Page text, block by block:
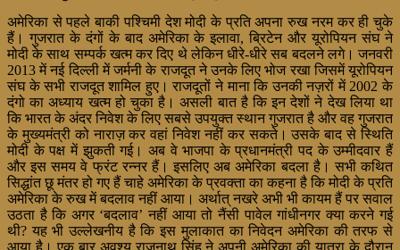
अमेरिका से पहले बाकी पश्चिमी देश मोदी के प्रति अपना रुख नरम कर ही चुके
हैं। गुजरात के दंगों के बाद अमेरिका के इलावा, ब्रिटेन और यूरोपियन संघ ने
मोदी के साथ सम्पर्क खत्म कर दिए थे लेकिन धीरे-धीरे सब बदलने लगे। जनवरी
2013 में नई दिल्ली में जर्मनी के राजदूत ने उनके लिए भोज रखा जिसमें यूरोपियन
संघ के सभी राजदूत शामिल हुए। राजदूतों ने माना कि उनकी नज़रों में 2002 के
दंगो का अध्याय खत्म हो चुका है। असली बात है कि इन देशों ने देख लिया था
कि भारत के अंदर निवेश के लिए सबसे उपयुक्त स्थान गुजरात है और वह गुजरात
के मुख्यमंत्री को नाराज़ कर वहां निवेश नहीं कर सकते। उसके बाद से स्थिति
मोदी के पक्ष में झुकती गई। अब वे भाजपा के प्रधानमंत्री पद के उम्मीदवार हैं
और इस समय वे फ्रंट रन्नर हैं। इसलिए अब अमेरिका बदला है। सभी कथित
सिद्धांत छू मंतर हो गए हैं चाहे अमेरिका के प्रवक्ता का कहना है कि मोदी के प्रति
अमेरिका के रुख में बदलाव नहीं आया। अर्थात् नखरे अभी भी कायम हैं पर सवाल
उठता है कि अगर ‘बदलाव’ नहीं आया तो नैंसी पावेल गांधीनगर क्या करने गई
थी? यह भी उल्लेखनीय है कि इस मुलाकात का निवेदन अमेरिका की तरफ से
आया है। एक बार अवश्य राजनाथ सिंह ने अपनी अमेरिका की यात्रा के दौरान